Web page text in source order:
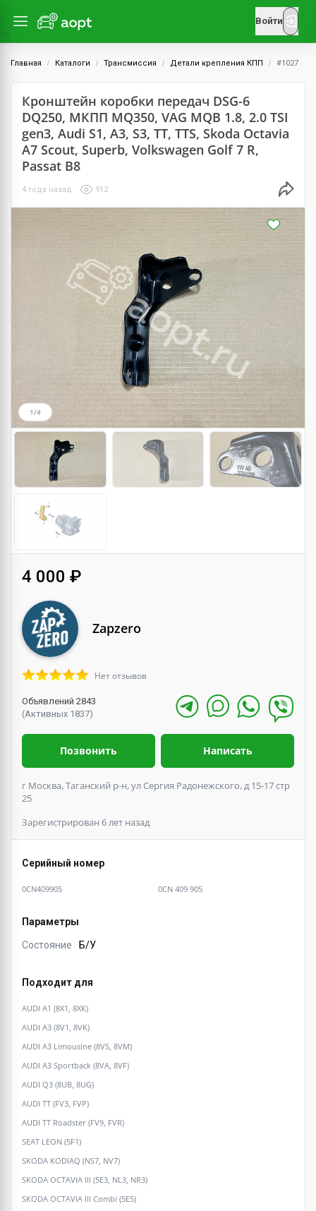
Войти
Главная Каталоги Трансмиссия Детали крепления КПП #1027
Кронштейн коробки передач DSG-6
DQ250, MКПП MQ350, VAG MQB 1.8, 2.0 TSI
gen3, Audi S1, A3, S3, TT, TTS, Skoda Octavia
A7 Scout, Superb, Volkswagen Golf 7 R,
Passat B8
4 года назад 912
1/4
4 000 ₽
Zapzero
Нет отзывов
Объявлений 2843
(Активных 1837)
Позвонить Написать
г Москва, Таганский р-н, ул Сергия Радонежского, д 15-17 стр
25
Зарегистрирован 6 лет назад
Серийный номер
0CN409905 0CN 409 905
Параметры
Состояние Б/У
Подходит для
AUDI A1 (8X1, 8XK)
AUDI A3 (8V1, 8VK)
AUDI A3 Limousine (8VS, 8VM)
AUDI A3 Sportback (8VA, 8VF)
AUDI Q3 (8UB, 8UG)
AUDI TT (FV3, FVP)
AUDI TT Roadster (FV9, FVR)
SEAT LEON (5F1)
SKODA KODIAQ (NS7, NV7)
SKODA OCTAVIA III (5E3, NL3, NR3)
SKODA OCTAVIA III Combi (5E5)